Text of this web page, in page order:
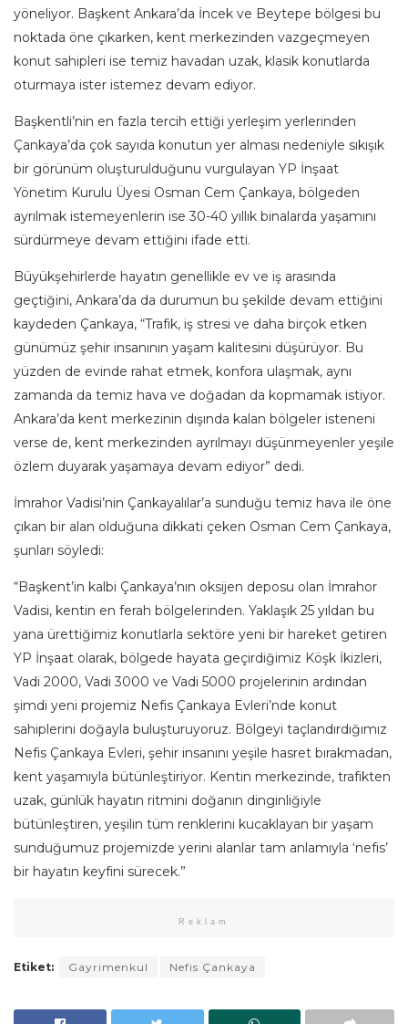
yöneliyor. Başkent Ankara’da İncek ve Beytepe bölgesi bu
noktada öne çıkarken, kent merkezinden vazgeçmeyen
konut sahipleri ise temiz havadan uzak, klasik konutlarda
oturmaya ister istemez devam ediyor.
Başkentli’nin en fazla tercih ettiği yerleşim yerlerinden
Çankaya’da çok sayıda konutun yer alması nedeniyle sıkışık
bir görünüm oluşturulduğunu vurgulayan YP İnşaat
Yönetim Kurulu Üyesi Osman Cem Çankaya, bölgeden
ayrılmak istemeyenlerin ise 30-40 yıllık binalarda yaşamını
sürdürmeye devam ettiğini ifade etti.
Büyükşehirlerde hayatın genellikle ev ve iş arasında
geçtiğini, Ankara’da da durumun bu şekilde devam ettiğini
kaydeden Çankaya, “Trafik, iş stresi ve daha birçok etken
günümüz şehir insanının yaşam kalitesini düşürüyor. Bu
yüzden de evinde rahat etmek, konfora ulaşmak, aynı
zamanda da temiz hava ve doğadan da kopmamak istiyor.
Ankara’da kent merkezinin dışında kalan bölgeler isteneni
verse de, kent merkezinden ayrılmayı düşünmeyenler yeşile
özlem duyarak yaşamaya devam ediyor” dedi.
İmrahor Vadisi’nin Çankayalılar’a sunduğu temiz hava ile öne
çıkan bir alan olduğuna dikkati çeken Osman Cem Çankaya,
şunları söyledi:
“Başkent’in kalbi Çankaya’nın oksijen deposu olan İmrahor
Vadisi, kentin en ferah bölgelerinden. Yaklaşık 25 yıldan bu
yana ürettiğimiz konutlarla sektöre yeni bir hareket getiren
YP İnşaat olarak, bölgede hayata geçirdiğimiz Köşk İkizleri,
Vadi 2000, Vadi 3000 ve Vadi 5000 projelerinin ardından
şimdi yeni projemiz Nefis Çankaya Evleri’nde konut
sahiplerini doğayla buluşturuyoruz. Bölgeyi taçlandırdığımız
Nefis Çankaya Evleri, şehir insanını yeşile hasret bırakmadan,
kent yaşamıyla bütünleştiriyor. Kentin merkezinde, trafikten
uzak, günlük hayatın ritmini doğanın dinginliğiyle
bütünleştiren, yeşilin tüm renklerini kucaklayan bir yaşam
sunduğumuz projemizde yerini alanlar tam anlamıyla ‘nefis’
bir hayatın keyfini sürecek.”
Reklam
Etiket: Gayrimenkul Nefis Çankaya